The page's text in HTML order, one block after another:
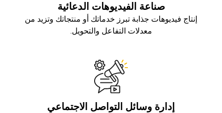
صناعة الفيديوهات الدعائية
إنتاج فيديوهات جذابة تبرز خدماتك أو منتجاتك وتزيد من
معدلات التفاعل والتحويل.
إدارة وسائل التواصل الاجتماعي